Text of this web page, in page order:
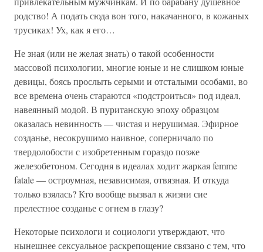
родство! А подать сюда вон того, накачанного, в кожаных
трусиках! Ух, как я его…
Не зная (или не желая знать) о такой особенности
массовой психологии, многие юные и не слишком юные
девицы, боясь прослыть серыми и отсталыми особами, во
все времена очень стараются «подстроиться» под идеал,
навеянный модой. В пуританскую эпоху образцом
оказалась невинность — чистая и нерушимая. Эфирное
созданье, несокрушимо наивное, соперничало по
твердолобости с изобретенным гораздо позже
железобетоном. Сегодня в идеалах ходит жаркая femme
fatale — остроумная, независимая, отвязная. И откуда
только взялась? Кто вообще вызвал к жизни сие
прелестное созданье с огнем в глазу?
Некоторые психологи и социологи утверждают, что
нынешнее сексуальное раскрепощение связано с тем, что